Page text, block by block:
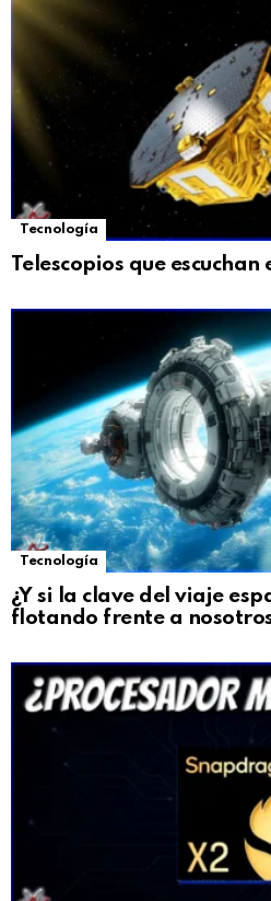
Tecnología
Telescopios que
Tecnología
¿Y si la clave del viaje
flotando frente a